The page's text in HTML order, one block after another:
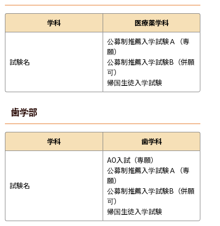
学科 医療薬学科
試験名
公募制推薦入学試験Ａ（専
願）
公募制推薦入学試験B（併願
可）
帰国生徒入学試験
歯学部
学科 歯学科
試験名
AO入試（専願）
公募制推薦入学試験Ａ（専
願）
公募制推薦入学試験B（併願
可）
帰国生徒入学試験